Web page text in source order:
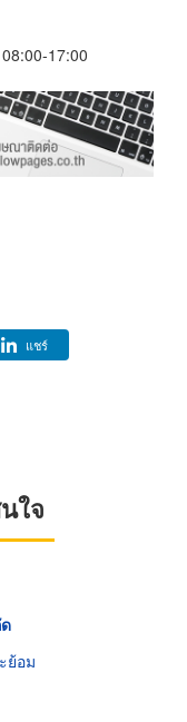
17:00
แชร์
ใจ
ย้อม